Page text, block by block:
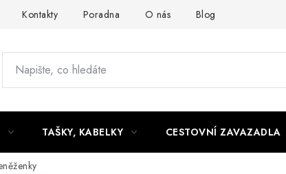
Kontakty Poradna O nás Blog
TAŠKY, KABELKY CESTOVNÍ ZAVAZADLA